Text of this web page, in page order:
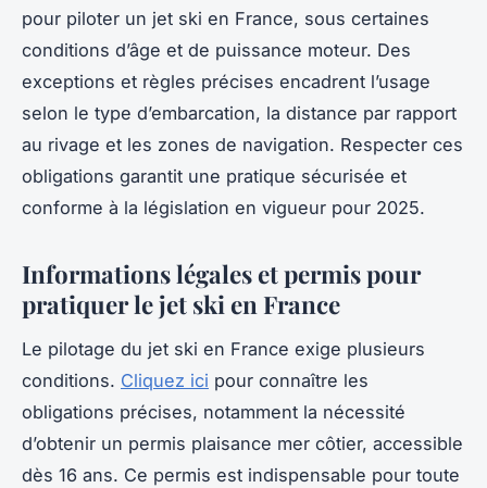
pour piloter un jet ski en France, sous certaines
conditions d’âge et de puissance moteur. Des
exceptions et règles précises encadrent l’usage
selon le type d’embarcation, la distance par rapport
au rivage et les zones de navigation. Respecter ces
obligations garantit une pratique sécurisée et
conforme à la législation en vigueur pour 2025.
Informations légales et permis pour
pratiquer le jet ski en France
Le pilotage du jet ski en France exige plusieurs
conditions. Cliquez ici pour connaître les
obligations précises, notamment la nécessité
d’obtenir un permis plaisance mer côtier, accessible
dès 16 ans. Ce permis est indispensable pour toute